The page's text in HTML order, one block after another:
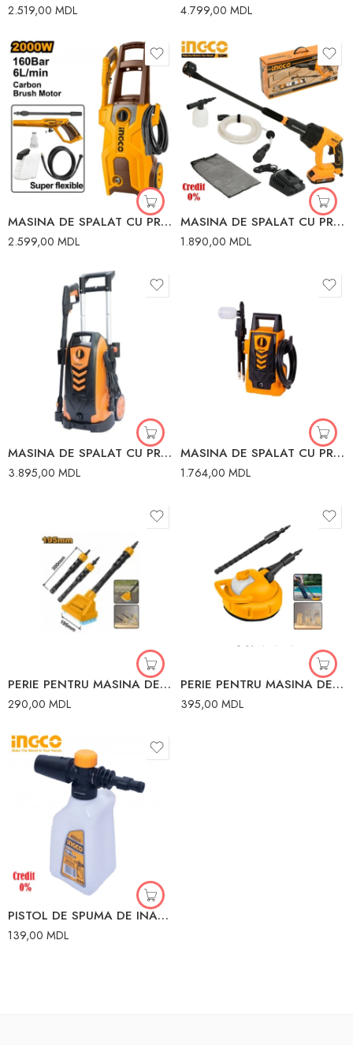
2.519,00 MDL 4.799,00 MDL
MASINA DE SPALAT CU PRESIUNE 2000W 160BAR 6L/MIN INGCO
2.599,00 MDL
MASINA DE SPALAT CU PRESIUNE CU ACUM.20V/1*2Ah INGCO
1.890,00 MDL
MASINA DE SPALAT CU PRESIUNE MOTOR CU INDUCTIE 2100W 110Bar VILLAGER
3.895,00 MDL
MASINA DE SPALAT CU PRESIUNE VHW 80 1400W VILLAGER
1.764,00 MDL
PERIE PENTRU MASINA DE SPALAT CU PRESIUNE 195MM INGCO
290,00 MDL
PERIE PENTRU MASINA DE SPALAT CU PRESIUNE 280mm INGCO
395,00 MDL
PISTOL DE SPUMA DE INALTA PRESIUNE INGCO
139,00 MDL